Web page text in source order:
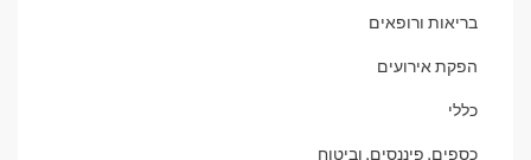
בריאות ורופאים
הפקת אירועים
כללי
כספים, פיננסים, וביטוח